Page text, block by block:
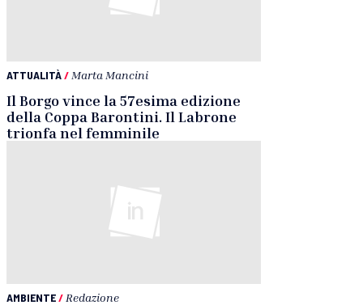
ATTUALITÀ/ Marta Mancini
Il Borgo vince la 57esima edizione
della Coppa Barontini. Il Labrone
trionfa nel femminile
AMBIENTE/ Redazione